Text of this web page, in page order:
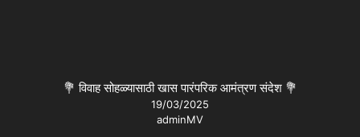
💐 विवाह सोहळ्यासाठी खास पारंपरिक आमंत्रण संदेश 💐
19/03/2025
adminMV